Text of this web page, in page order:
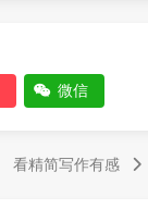
微信
看精简写作有感